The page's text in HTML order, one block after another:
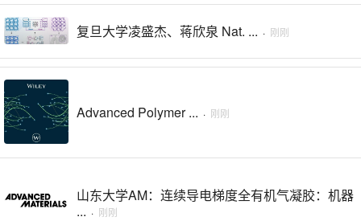
复旦大学凌盛杰、蒋欣泉 Nat. ... · 刚刚
Advanced Polymer ... · 刚刚
山东大学AM：连续导电梯度全有机气凝胶：机器
... · 刚刚